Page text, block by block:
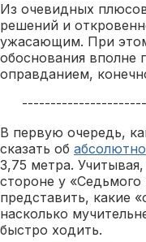
Из очевидных
решений и
ужасающим. При
обоснования вполне
оправданием,
В первую очередь,
сказать об
3,75 метра.
стороне у
представить, какие
насколько
быстро ходить.